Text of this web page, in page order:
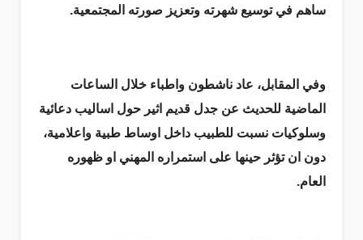
ساهم في توسيع شهرته وتعزيز صورته المجتمعية.
وفي المقابل، عاد ناشطون واطباء خلال الساعات
الماضية للحديث عن جدل قديم اثير حول اساليب دعائية
وسلوكيات نسبت للطبيب داخل اوساط طبية واعلامية،
دون ان تؤثر حينها على استمراره المهني او ظهوره
العام.